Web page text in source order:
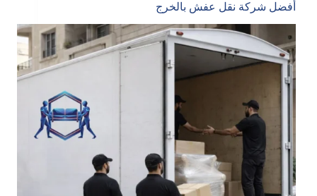
أفضل شركة نقل عفش بالخرج